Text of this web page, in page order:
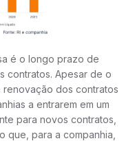
é o longo prazo de
contratos. Apesar de o
dos contratos
a entrarem em um
para novos contratos,
que, para a companhia,